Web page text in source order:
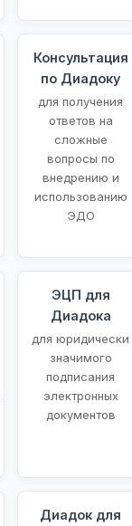
Консультация
по Диадоку
для получения
ответов на
сложные
вопросы по
внедрению и
использованию
ЭДО
ЭЦП для
Диадока
для юридически
значимого
подписания
электронных
документов
Диадок для